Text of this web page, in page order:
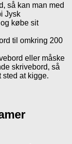
så kan man med
Jysk
købe sit
til omkring 200
eller måske
skrivebord, så
at kigge.